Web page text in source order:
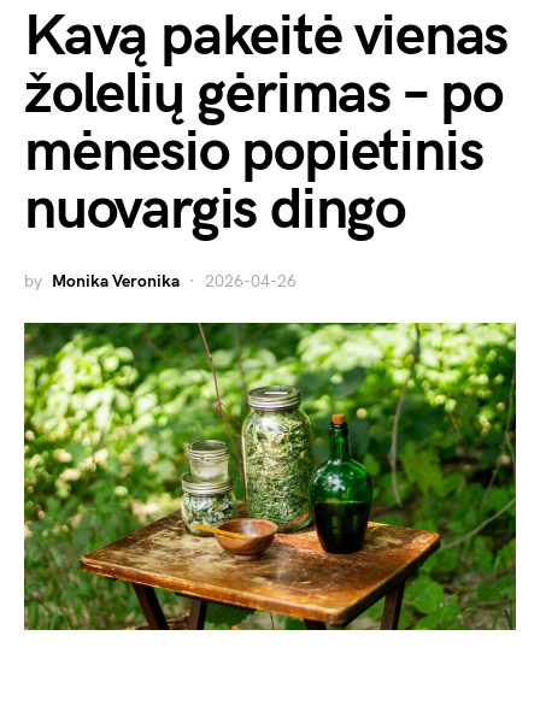
Kavą pakeitė vienas
žolelių gėrimas – po
mėnesio popietinis
nuovargis dingo
by Monika Veronika 2026-04-26